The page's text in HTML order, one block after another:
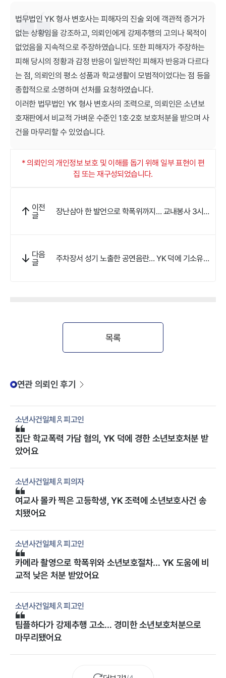
법무법인 YK 형사 변호사는 피해자의 진술 외에 객관적 증거가
없는 상황임을 강조하고, 의뢰인에게 강제추행의 고의나 목적이
없었음을 지속적으로 주장하였습니다. 또한 피해자가 주장하는
피해 당시의 정황과 감정 반응이 일반적인 피해자 반응과 다르다
는 점, 의뢰인의 평소 성품과 학교생활이 모범적이었다는 점 등을
종합적으로 소명하며 선처를 요청하였습니다.
이러한 법무법인 YK 형사 변호사의 조력으로, 의뢰인은 소년보
호재판에서 비교적 가벼운 수준인 1호·2호 보호처분을 받으며 사
건을 마무리할 수 있었습니다.
* 의뢰인의 개인정보 보호 및 이해를 돕기 위해 일부 표현이 편
집 또는 재구성되었습니다.
이전
글
장난삼아 한 발언으로 학폭위까지… 교내봉사 3시간
다음
글
주차장서 성기 노출한 공연음란… YK 덕에 기소유예
목록
연관 의뢰인 후기
소년사건일체 피고인
집단 학교폭력 가담 혐의, YK 덕에 경한 소년보호처분 받
았어요
소년사건일체 피의자
여교사 몰카 찍은 고등학생, YK 조력에 소년보호사건 송
치됐어요
소년사건일체 피고인
카메라 촬영으로 학폭위와 소년보호절차… YK 도움에 비
교적 낮은 처분 받았어요
소년사건일체 피고인
팀플하다가 강제추행 고소… 경미한 소년보호처분으로
마무리됐어요